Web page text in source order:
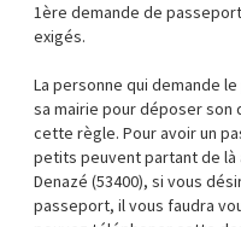
1ère demande de
exigés.
La personne qui demande
sa mairie pour déposer son
cette règle. Pour avoir un
petits peuvent partant de là
Denazé (53400), si vous
passeport, il vous faudra